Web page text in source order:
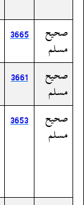
صحيح
مسلم
3665
صحيح
مسلم
3661
صحيح
مسلم
3653